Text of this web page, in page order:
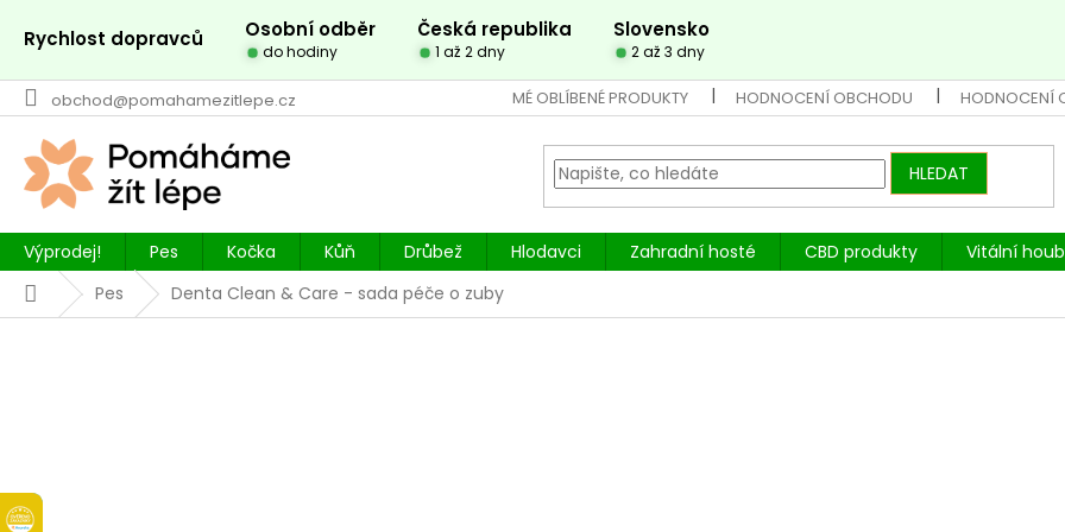
obsah
Rychlost dopravců Osobní odběr Česká republika Slovensko
do hodiny 1 až 2 dny 2 až 3 dny
obchod@pomahamezitlepe.cz MÉ OBLÍBENÉ PRODUKTY HODNOCENÍ OBCHODU HODNOCENÍ
HLEDAT
Výprodej! Pes Kočka Kůň Drůbež Hlodavci Zahradní hosté CBD produkty Vitální
DomůPes Denta Clean & Care - sada péče o zuby